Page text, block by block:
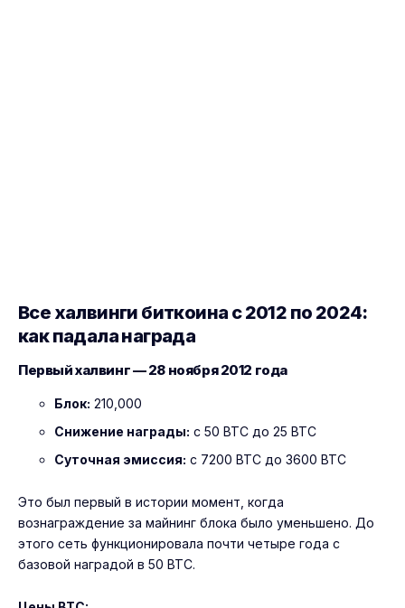
Все халвинги биткоина с 2012 по 2024:
как падала награда
Первый халвинг — 28 ноября 2012 года
Блок: 210,000
Снижение награды: с 50 BTC до 25 BTC
Суточная эмиссия: с 7200 BTC до 3600 BTC
Это был первый в истории момент, когда
вознаграждение за майнинг блока было уменьшено. До
этого сеть функционировала почти четыре года с
базовой наградой в 50 BTC.